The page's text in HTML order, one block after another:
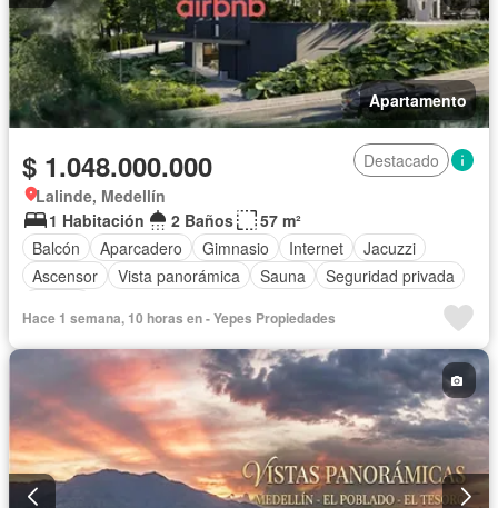
Apartamento
$ 1.048.000.000
Destacado
Lalinde, Medellín
1 Habitación
2 Baños
57 m²
Balcón
Aparcadero Gimnasio Internet
Jacuzzi
Ascensor
Vista panorámica Sauna
Seguridad privada
Hace 1 semana, 10 horas en - Yepes Propiedades